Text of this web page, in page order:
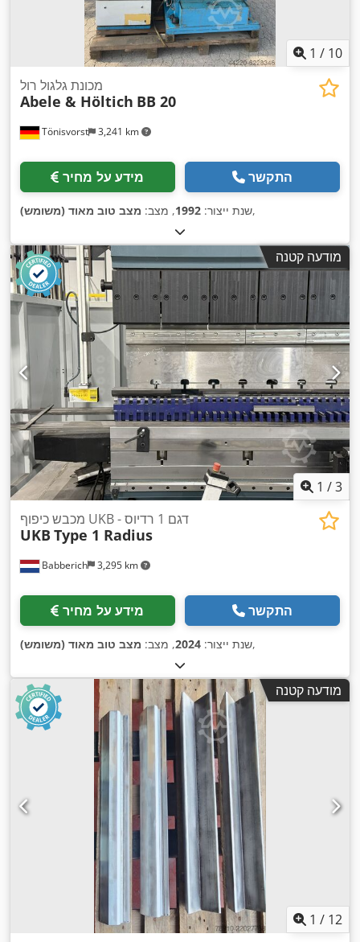
1 / 10
Tönisvorst 3,241 km
מכונת גלגול רול
Abele & Höltich BB 20
מידע על מחיר התקשר
שנת ייצור: 1992, מצב: מצב טוב מאוד (משומש) ,
מודעה קטנה
1 /3
Babberich 3,295 km
מכבש כיפוף UKB - דגם 1 רדיוס
UKB Type 1 Radius
מידע על מחיר התקשר
שנת ייצור: 2024, מצב: מצב טוב מאוד (משומש) ,
מודעה קטנה
1 / 12